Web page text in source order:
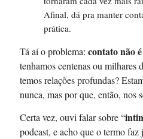
Afinal, dá pra manter
prática.
Tá aí o problema: contato não
tenhamos centenas ou milhares
temos relações profundas?
nunca, mas por que, então, nos
Certa vez, ouvi falar sobre “
podcast, e acho que o termo